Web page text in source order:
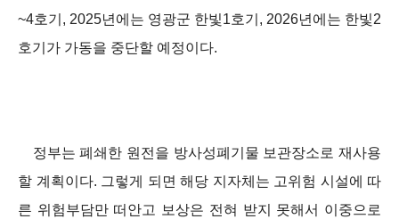
~4호기, 2025년에는 영광군 한빛1호기, 2026년에는 한빛2
호기가 가동을 중단할 예정이다.
정부는 폐쇄한 원전을 방사성폐기물 보관장소로 재사용
할 계획이다. 그렇게 되면 해당 지자체는 고위험 시설에 따
른 위험부담만 떠안고 보상은 전혀 받지 못해서 이중으로